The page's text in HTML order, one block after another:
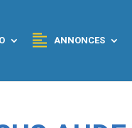
ANNONCES